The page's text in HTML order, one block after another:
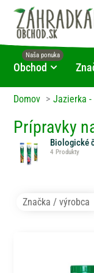
Preskočiť
obsah
Obchod Open
Domov Jazierka
Prípravky
Biologické
4 Produkty